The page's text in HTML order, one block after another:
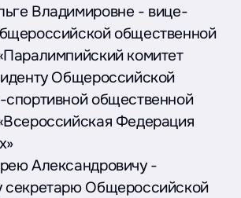
Владимировне - вице-
общественной
комитет
Общероссийской
спортивной общественной
Федерация
Александровичу -
секретарю Общероссийской